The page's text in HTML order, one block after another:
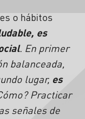
o hábitos
es
. En primer
balanceada,
lugar, es
Practicar
señales de